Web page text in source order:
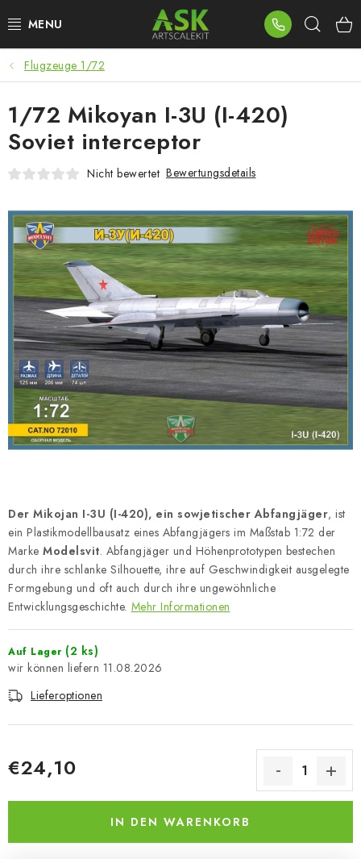
Inhalt
BLOG
SUMMER DAYS
WARHAMMER
NEUHEITEN
PLASTIKMODELLE
ZUBEHÖR
FARBEN & WERKZEUGE
PUBLIKATIONEN
SKY RIDERS COFFEE
VERKAUFTE MARKEN
Über uns Meine Bestellung
Kontakte
Versand und Bezahlung
Bedingungen und Konditionen
Datenschutzbestimmungen
Beschwerdeverfahren
Großhandel
Modellfarben-Umrechner
Art Scale Modellbau-Glossar
Flugzeuge 1/72
Der Mikojan I-3U (I-420), ein sowjetischer Abfangjäger, ist
ein Plastikmodellbausatz eines Abfangjägers im Maßstab 1:72 der
Marke Modelsvit. Abfangjäger und Höhenprototypen bestechen
durch ihre schlanke Silhouette, ihre auf Geschwindigkeit ausgelegte
Formgebung und oft auch durch ihre ungewöhnliche
Entwicklungsgeschichte. Mehr Informationen
Auf Lager (2 ks)
11.08.2026
Lieferoptionen
€24,10
IN DEN WARENKORB
1/72 Mikoyan I-3U (I-420)
Soviet interceptor
Nicht bewertet Bewertungsdetails